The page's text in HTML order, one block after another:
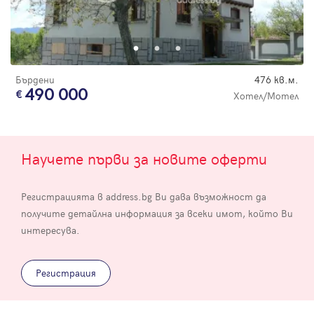
Бърдени 476 кв.м.
490 000 Хотел/Мотел
Научете първи за новите оферти
Регистрацията в address.bg Ви дава възможност да
получите детайлна информация за всеки имот, който Ви
интересува.
Регистрация